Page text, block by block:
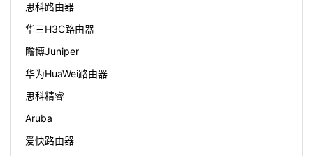
思科路由器
华三H3C路由器
瞻博Juniper
华为HuaWei路由器
思科精睿
Aruba
爱快路由器